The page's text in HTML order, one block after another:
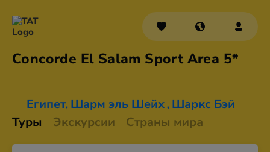
Concorde El Salam SportArea 5*
Египет, Шарм эль Шейх , Шаркс Бэй
Туры
Экскурсии Страны мира